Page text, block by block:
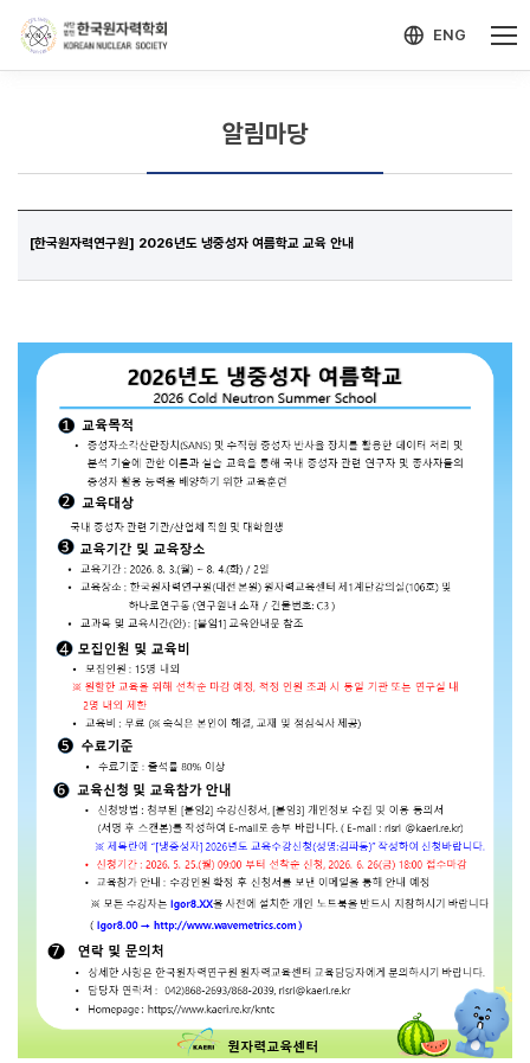
ENG
알림마당
[한국원자력연구원] 2026년도 냉중성자 여름학교 교육 안내